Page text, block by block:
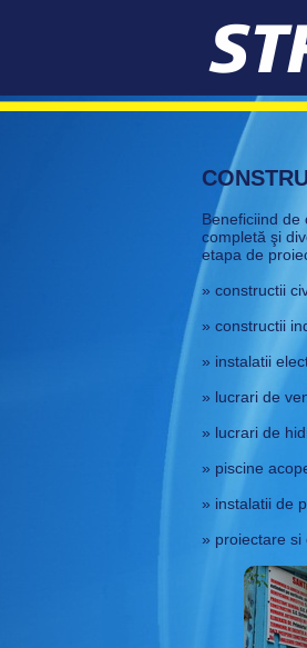
Beneficiind de
completă şi
etapa de
» constructii
» constructii
» instalatii
» lucrari de
» lucrari de
» piscine
» instalatii de
» proiectare si